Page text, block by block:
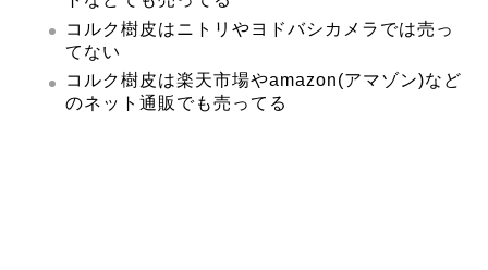
コルク樹皮はニトリやヨドバシカメラでは売っ
てない
コルク樹皮は楽天市場やamazon(アマゾン)など
のネット通販でも売ってる